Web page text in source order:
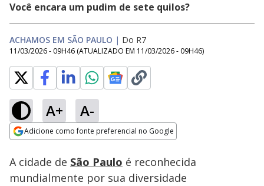
Você encara um pudim de sete quilos?
ACHAMOS EM SÃO PAULO | Do R7
11/03/2026 - 09H46 (ATUALIZADO EM 11/03/2026 - 09H46)
A+ A-
Adicione como fonte preferencial no Google
Ativar
Loaded:
17.03%
A cidade de São Paulo é reconhecida
mundialmente por sua diversidade